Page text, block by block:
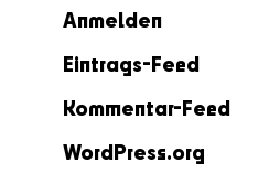
Anmelden
Eintrags-Feed
Kommentar-Feed
WordPress.org